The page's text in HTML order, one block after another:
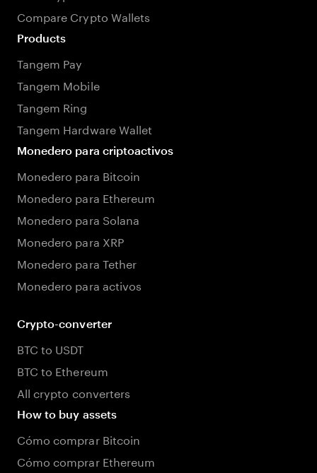
Compare Crypto Wallets
Products
Tangem Pay
Tangem Mobile
Tangem Ring
Tangem Hardware Wallet
Monedero para criptoactivos
Monedero para Bitcoin
Monedero para Ethereum
Monedero para Solana
Monedero para XRP
Monedero para Tether
Monedero para activos
Crypto-converter
BTC to USDT
BTC to Ethereum
All crypto converters
How to buy assets
Cómo comprar Bitcoin
Cómo comprar Ethereum